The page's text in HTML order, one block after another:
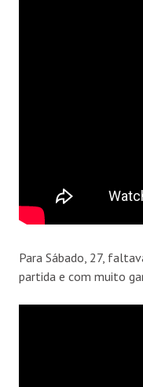
Para Sábado, 27,
partida e com muito